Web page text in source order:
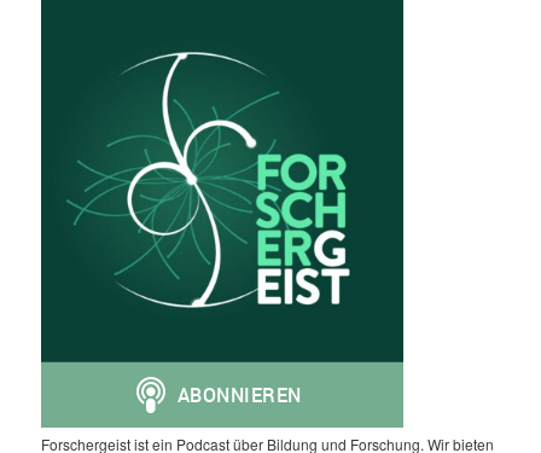
Forschergeist ist ein Podcast über Bildung und Forschung. Wir bieten